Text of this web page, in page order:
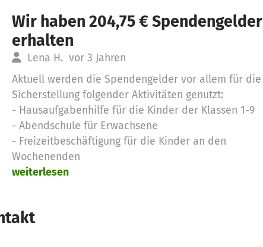
Wir haben 204,75 € Spendengelder
erhalten
Lena H. vor 3 Jahren
Aktuell werden die Spendengelder vor allem für die
Sicherstellung folgender Aktivitäten genutzt:
- Hausaufgabenhilfe für die Kinder der Klassen 1-9
- Abendschule für Erwachsene
- Freizeitbeschäftigung für die Kinder an den
Wochenenden
weiterlesen